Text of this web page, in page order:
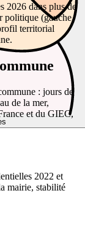
2026 dans plus de
politique (gauche,
territorial
: jours de
de la mer,
et du GIEC,
2022 et
mairie, stabilité